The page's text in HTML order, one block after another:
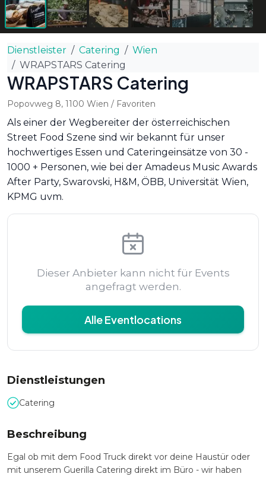
Dienstleister Catering
Wien
WRAPSTARS Catering
WRAPSTARS Catering
Popovweg 8, 1100 Wien / Favoriten
Als einer der Wegbereiter der österreichischen
Street Food Szene sind wir bekannt für unser
hochwertiges Essen und Cateringeinsätze von 30 -
1000 + Personen, wie bei der Amadeus Music Awards
After Party, Swarovski, H&M, ÖBB, Universität Wien,
KPMG uvm.
Dieser Anbieter kann nicht für Events
angefragt werden.
Alle Eventlocations
Dienstleistungen
Catering
Beschreibung
Egal ob mit dem Food Truck direkt vor deine Haustür oder
mit unserem Guerilla Catering direkt im Büro - wir haben